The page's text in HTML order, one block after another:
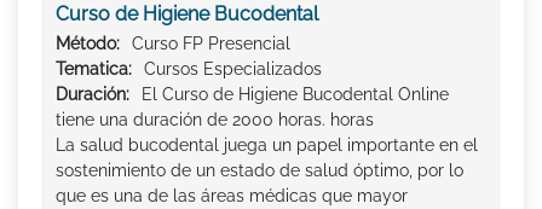
Curso de Higiene Bucodental
Método:
Curso FP Presencial
Tematica:
Cursos Especializados
Duración:
El Curso de Higiene Bucodental Online
tiene una duración de 2000 horas. horas
La salud bucodental juega un papel importante en el
sostenimiento de un estado de salud óptimo, por lo
que es una de las áreas médicas que mayor